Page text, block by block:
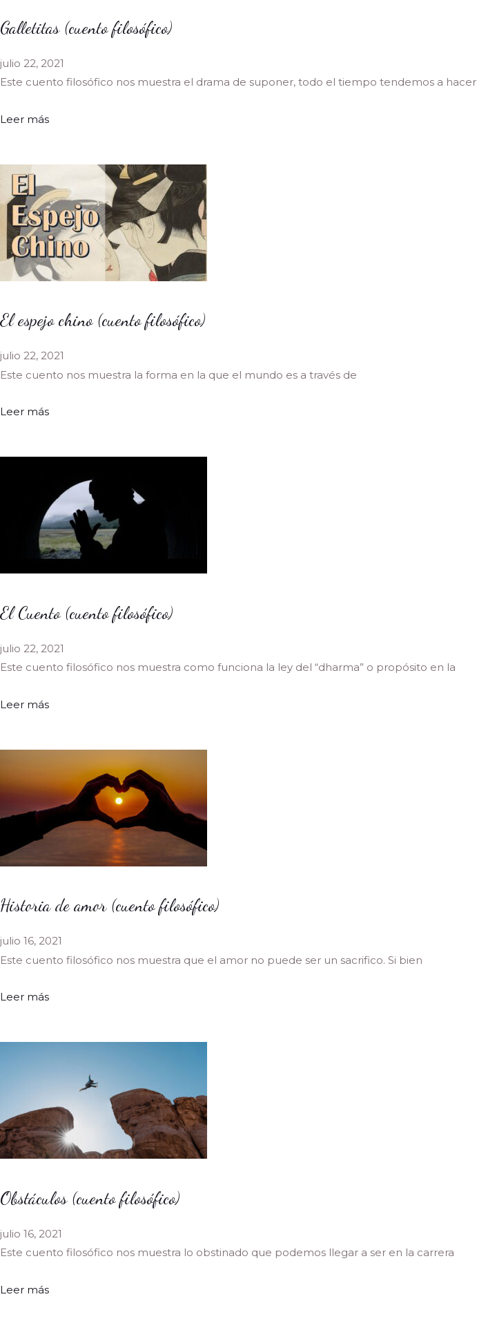
Galletitas (cuento filosófico)
julio 22, 2021
Este cuento filosófico nos muestra el drama de suponer, todo el tiempo tendemos a hacer
Leer más
El espejo chino (cuento filosófico)
julio 22, 2021
Este cuento nos muestra la forma en la que el mundo es a través de
Leer más
El Cuento (cuento filosófico)
julio 22, 2021
Este cuento filosófico nos muestra como funciona la ley del “dharma” o propósito en la
Leer más
Historia de amor (cuento filosófico)
julio 16, 2021
Este cuento filosófico nos muestra que el amor no puede ser un sacrifico. Si bien
Leer más
Obstáculos (cuento filosófico)
julio 16, 2021
Este cuento filosófico nos muestra lo obstinado que podemos llegar a ser en la carrera
Leer más